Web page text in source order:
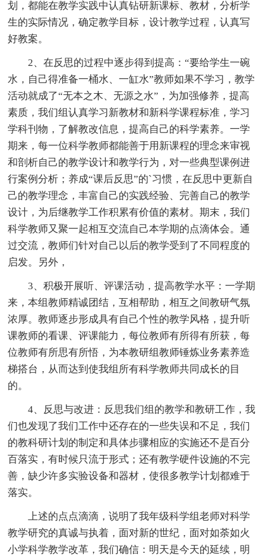
划，都能在教学实践中认真钻研新课标、教材，分析学
生的实际情况，确定教学目标，设计教学过程，认真写
好教案。
2、在反思的过程中逐步得到提高：“要给学生一碗
水，自己得准备一桶水、一缸水”教师如果不学习，教学
活动就成了“无本之木、无源之水”，为加强修养，提高
素质，我们组认真学习新教材和新科学课程标准，学习
学科刊物，了解教改信息，提高自己的科学素养。一学
期来，每一位科学教师都能善于用新课程的理念来审视
和剖析自己的教学设计和教学行为，对一些典型课例进
行案例分析；养成“课后反思”的`习惯，在反思中更新自
己的教学理念，丰富自己的实践经验、完善自己的教学
设计，为后继教学工作积累有价值的素材。期末，我们
科学教师又聚一起相互交流自己本学期的点滴体会。通
过交流，教师们针对自己以后的教学受到了不同程度的
启发。另外，
3、积极开展听、评课活动，提高教学水平：一学期
来，本组教师精诚团结，互相帮助，相互之间教研气氛
浓厚。教师逐步形成具有自己个性的教学风格，提升听
课教师的看课、评课能力，每位教师有所得有所获，每
位教师有所思有所悟，为本教研组教师锤炼业务素养造
梯搭台，从而达到使我组所有科学教师共同成长的目
的。
4、反思与改进：反思我们组的教学和教研工作，我
们也发现了我们工作中还存在的一些失误和不足，我们
的教科研计划的制定和具体步骤相应的实施还不是百分
百落实，有时候只流于形式；还有教学硬件设施的不完
善，缺少许多实验设备和器材，使很多教学计划都难于
落实。
上述的点点滴滴，说明了我年级科学组老师对科学
教学研究的真诚与执着，面对新的世纪，面对如荼如火
小学科学教学改革，我们确信：明天是今天的延续，明